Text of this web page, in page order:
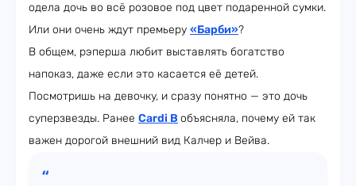
одела дочь во всё розовое под цвет подаренной сумки.
Или они очень ждут премьеру «Барби»?
В общем, рэперша любит выставлять богатство
напоказ, даже если это касается её детей.
Посмотришь на девочку, и сразу понятно — это дочь
суперзвезды. Ранее Cardi B объясняла, почему ей так
важен дорогой внешний вид Калчер и Вейва.